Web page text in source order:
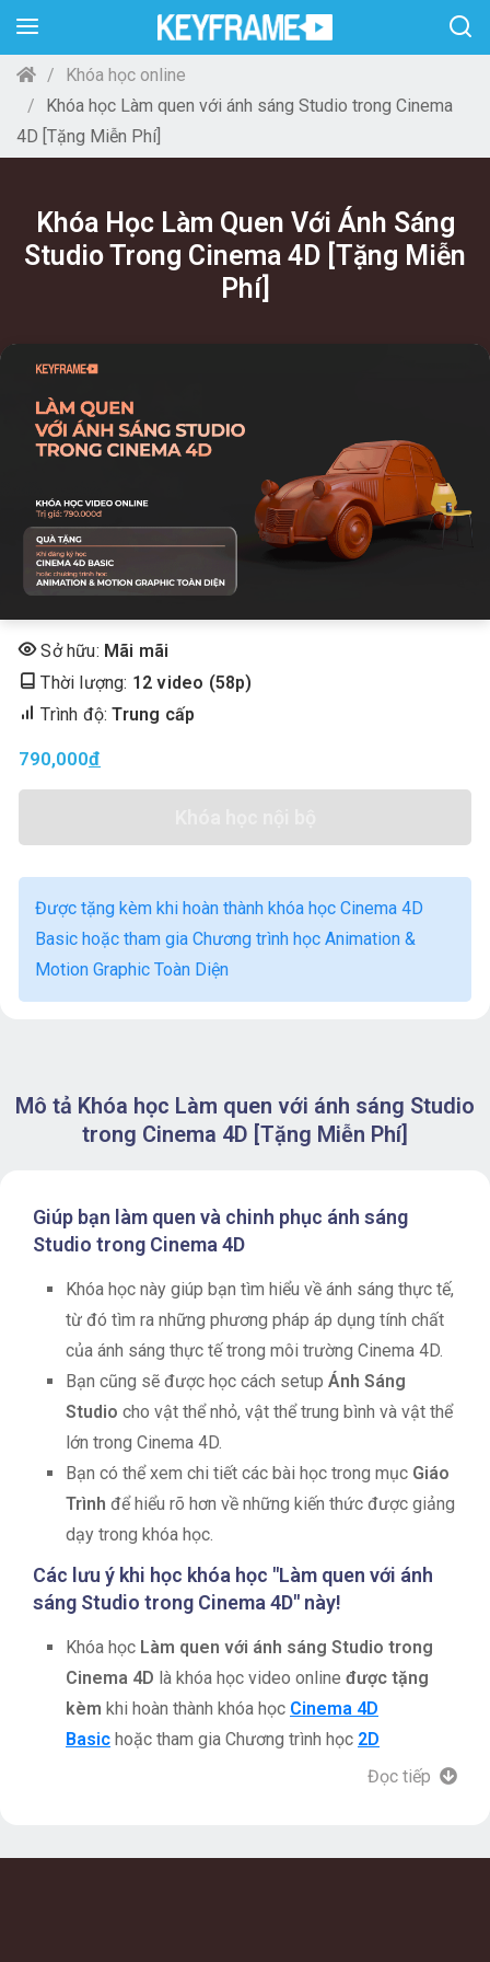
Khóa học online
Khóa học Làm quen với ánh sáng Studio trong Cinema
4D [Tặng Miễn Phí]
Khóa Học Làm Quen Với Ánh Sáng
Studio Trong Cinema 4D [Tặng Miễn
Phí]
Sở hữu: Mãi mãi
Thời lượng: 12 video (58p)
Trình độ:Trung cấp
790,000Đ
Được tặng kèm khi hoàn thành khóa học Cinema 4D
Basic hoặc tham gia Chương trình học Animation &
Motion Graphic Toàn Diện
Mô tả Khóa học Làm quen với ánh sáng Studio
trong Cinema 4D [Tặng Miễn Phí]
Giúp bạn làm quen và chinh phục ánh sáng
Studio trong Cinema 4D
Khóa học này giúp bạn tìm hiểu về ánh sáng thực tế,
từ đó tìm ra những phương pháp áp dụng tính chất
của ánh sáng thực tế trong môi trường Cinema 4D.
Bạn cũng sẽ được học cách setup Ánh Sáng
Studio cho vật thể nhỏ, vật thể trung bình và vật thể
lớn trong Cinema 4D.
Bạn có thể xem chi tiết các bài học trong mục Giáo
Trình để hiểu rõ hơn về những kiến thức được giảng
dạy trong khóa học.
Các lưu ý khi học khóa học "Làm quen với ánh
sáng Studio trong Cinema 4D" này!
Khóa học Làm quen với ánh sáng Studio trong
Cinema 4D là khóa học video online được tặng
kèm khi hoàn thành khóa học Cinema 4D
Basic hoặc tham gia Chương trình học 2D
Animation & Motion Graphic Toàn Diệntại
năng Cinema 4D cơ bản.
Đọc tiếp